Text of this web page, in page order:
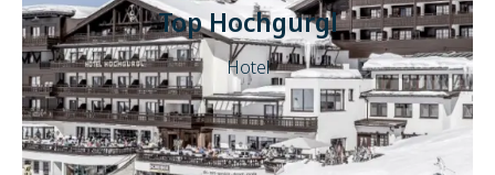
Top Hochgurgl
Hotel